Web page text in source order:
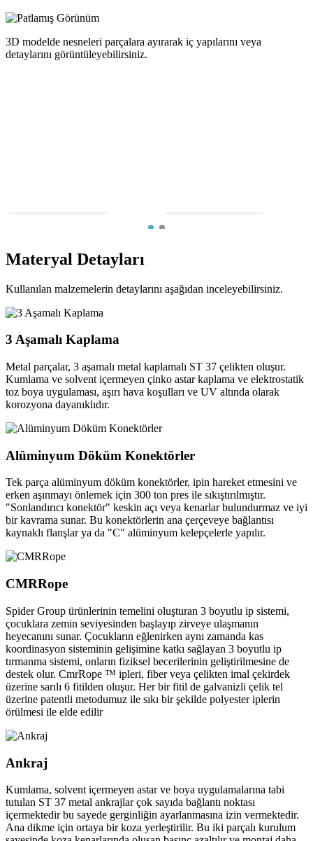
3D modelde nesneleri parçalara ayırarak iç yapılarını veya
detaylarını görüntüleyebilirsiniz.
Materyal Detayları
Kullanılan malzemelerin detaylarını aşağıdan inceleyebilirsiniz.
3 Aşamalı Kaplama
Metal parçalar, 3 aşamalı metal kaplamalı ST 37 çelikten oluşur.
Kumlama ve solvent içermeyen çinko astar kaplama ve elektrostatik
toz boya uygulaması, aşırı hava koşulları ve UV altında olarak
korozyona dayanıklıdır.
Alüminyum Döküm Konektörler
Tek parça alüminyum döküm konektörler, ipin hareket etmesini ve
erken aşınmayı önlemek için 300 ton pres ile sıkıştırılmıştır.
"Sonlandırıcı konektör" keskin açı veya kenarlar bulundurmaz ve iyi
bir kavrama sunar. Bu konektörlerin ana çerçeveye bağlantısı
kaynaklı flanşlar ya da "C" alüminyum kelepçelerle yapılır.
CMRRope
Spider Group ürünlerinin temelini oluşturan 3 boyutlu ip sistemi,
çocuklara zemin seviyesinden başlayıp zirveye ulaşmanın
heyecanını sunar. Çocukların eğlenirken aynı zamanda kas
koordinasyon sisteminin gelişimine katkı sağlayan 3 boyutlu ip
tırmanma sistemi, onların fiziksel becerilerinin geliştirilmesine de
destek olur. CmrRope ™ ipleri, fiber veya çelikten imal çekirdek
üzerine sarılı 6 fitilden oluşur. Her bir fitil de galvanizli çelik tel
üzerine patentli metodumuz ile sıkı bir şekilde polyester iplerin
örülmesi ile elde edilir
Ankraj
Kumlama, solvent içermeyen astar ve boya uygulamalarına tabi
tutulan ST 37 metal ankrajlar çok sayıda bağlantı noktası
içermektedir bu sayede gerginliğin ayarlanmasına izin vermektedir.
Ana dikme için ortaya bir koza yerleştirilir. Bu iki parçalı kurulum